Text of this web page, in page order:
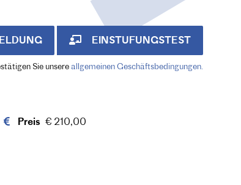
EINSTUFUNGSTEST
Sie unsere allgemeinen Geschäftsbedingungen.
Preis € 210,00